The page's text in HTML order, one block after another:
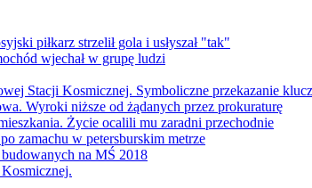
piłkarz strzelił gola i usłyszał "tak"
wjechał w grupę ludzi
Stacji Kosmicznej. Symboliczne przekazanie
Wyroki niższe od żądanych przez prokuraturę
Życie ocalili mu zaradni przechodnie
zamachu w petersburskim metrze
na MŚ 2018